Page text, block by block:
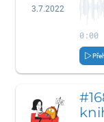
3.7.2022
0:00